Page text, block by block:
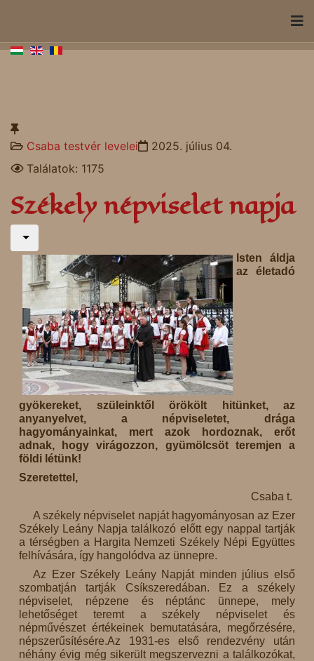
Csaba testvér levelei
2025. július 04.
Találatok: 1175
Székely népviselet napja
Isten áldja
az életadó
gyökereket, szüleinktől örökölt hitünket, az
anyanyelvet, a népviseletet, drága
hagyományainkat, mert azok hordoznak, erőt
adnak, hogy virágozzon, gyümölcsöt teremjen a
földi létünk!
Szeretettel,
Csaba t.
A székely népviselet napját hagyományosan az Ezer
Székely Leány Napja találkozó előtt egy nappal tartják
a térségben a Hargita Nemzeti Székely Népi Együttes
felhívására, így hangolódva az ünnepre.
Az Ezer Székely Leány Napját minden július első
szombatján tartják Csíkszeredában. Ez a székely
népviselet, népzene és néptánc ünnepe, mely
lehetőséget teremt a székely népviselet és
népművészet értékeinek bemutatására, megőrzésére,
népszerűsítésére.Az 1931-es első rendezvény után
néhány évig még sikerült megszervezni a találkozókat,